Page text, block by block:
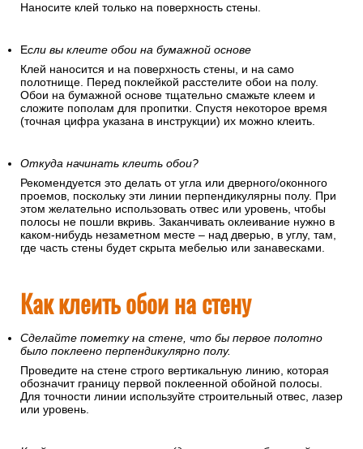
Наносите клей только на поверхность стены.
Если вы клеите обои на бумажной основе
Клей наносится и на поверхность стены, и на само
полотнище. Перед поклейкой расстелите обои на полу.
Обои на бумажной основе тщательно смажьте клеем и
сложите пополам для пропитки. Спустя некоторое время
(точная цифра указана в инструкции) их можно клеить.
Откуда начинать клеить обои?
Рекомендуется это делать от угла или дверного/оконного
проемов, поскольку эти линии перпендикулярны полу. При
этом желательно использовать отвес или уровень, чтобы
полосы не пошли вкривь. Заканчивать оклеивание нужно в
каком-нибудь незаметном месте – над дверью, в углу, там,
где часть стены будет скрыта мебелью или занавесками.
Как клеить обои на стену
Сделайте пометку на стене, что бы первое полотно
было поклеено перпендикулярно полу.
Проведите на стене строго вертикальную линию, которая
обозначит границу первой поклеенной обойной полосы.
Для точности линии используйте строительный отвес, лазер
или уровень.